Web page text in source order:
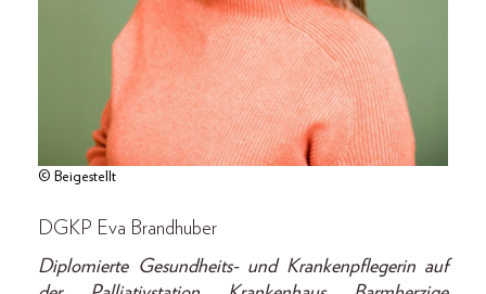
© Beigestellt
DGKP Eva Brandhuber
Diplomierte Gesundheits- und Krankenpflegerin auf